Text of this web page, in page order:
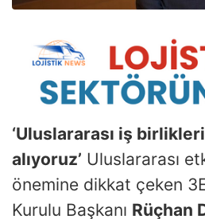
‘Uluslararası iş
alıyoruz’ Uluslararası
önemine dikkat çeken
Kurulu Başkanı Rüçhan